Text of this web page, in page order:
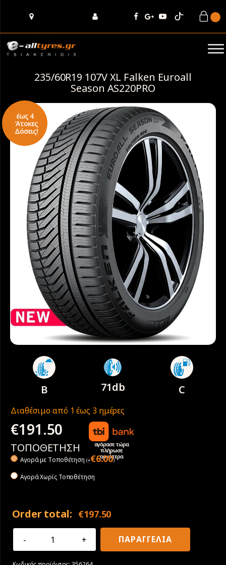
235/60R19 107V XL Falken Euroall
Season AS220PRO
έως 4
Άτοκες
Δόσεις!
B 71db C
Διαθέσιμο από 1 έως 3 ημέρες
€191.50
αγόρασε τώρα
πλήρωσε
αργότερα
ΤΟΠΟΘΕΤΗΣΗ
Αγορά με Tοποθέτηση (+€6.00)
Αγορά Χωρίς Τοποθέτηση
Order total: €197.50
235/60R19
ΠΑΡΑΓΓΕΛΙΑ